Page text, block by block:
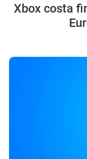
Xbox costa